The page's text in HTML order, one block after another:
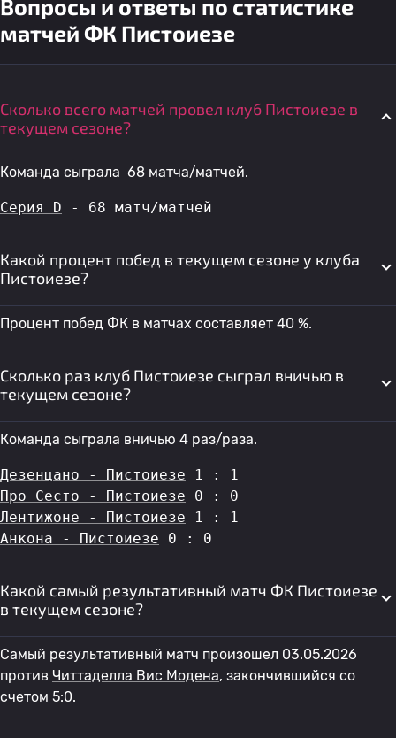
Вопросы и ответы по статистике
матчей ФК Пистоиезе
Сколько всего матчей провел клуб Пистоиезе в
текущем сезоне?
Команда сыграла 68 матча/матчей.
Серия D - 68 матч/матчей
Какой процент побед в текущем сезоне у клуба
Пистоиезе?
Процент побед ФК в матчах составляет 40 %.
Сколько раз клуб Пистоиезе сыграл вничью в
текущем сезоне?
Команда сыграла вничью 4 раз/раза.
Дезенцано - Пистоиезе 1 : 1
Про Сесто - Пистоиезе 0 : 0
Лентижоне - Пистоиезе 1 : 1
Анкона - Пистоиезе 0 : 0
Какой самый результативный матч ФК Пистоиезе
в текущем сезоне?
Самый результативный матч произошел 03.05.2026
против Читтаделла Вис Модена, закончившийся со
счетом 5:0.